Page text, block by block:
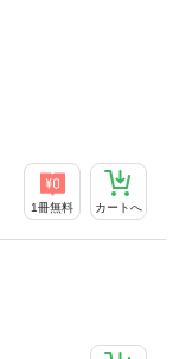
1冊無料 カートへ